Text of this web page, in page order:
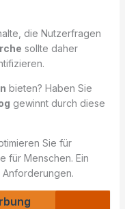
die Nutzerfragen
sollte daher
bieten? Haben Sie
gewinnt durch diese
Sie für
für Menschen. Ein